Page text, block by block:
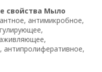
свойства Мыло
антимикробное,